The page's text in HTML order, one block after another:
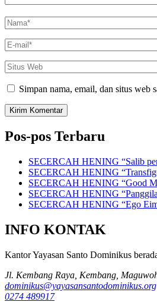
Nama*
E-
mail*
Situs
Web
Simpan nama, email, dan situs web
Pos-pos Terbaru
SECERCAH HENING “Salib
SECERCAH HENING
SECERCAH HENING “Good
SECERCAH HENING
SECERCAH HENING “Ego
INFO KONTAK
Kantor Yayasan Santo Dominikus
Jl. Kembang Raya, Kembang,
dominikus@yayasansantodominikus.org
0274 489917